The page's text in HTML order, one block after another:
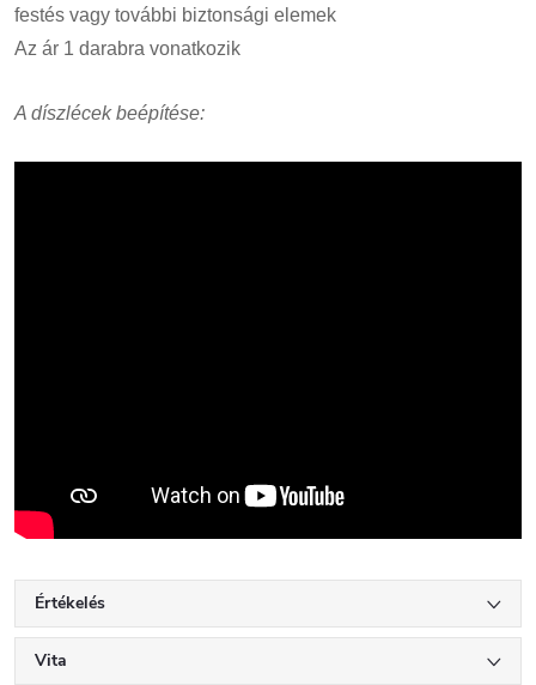
festés vagy további biztonsági elemek
Az ár 1 darabra vonatkozik
A díszlécek beépítése:
Értékelés
Vita